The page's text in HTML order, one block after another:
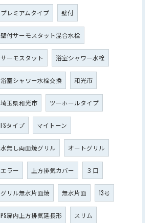
プレミアムタイプ 壁付
壁付サーモスタット混合水栓
サーモスタット 浴室シャワー水栓
浴室シャワー水栓交換 和光市
埼玉県和光市 ツーホールタイプ
FSタイプ マイトーン
水無し両面焼グリル オートグリル
エラー 上方排気カバー ３口
グリル無水片面焼 無水片面 13号
PS扉内上方排気延長形 スリム